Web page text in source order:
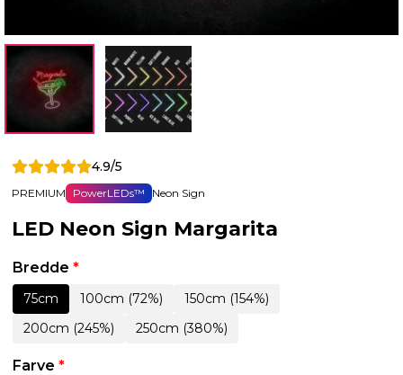
4.9/5
PREMIUM PowerLEDs™ Neon Sign
LED Neon Sign Margarita
Bredde *
75cm 100cm (72%)
150cm (154%)
200cm (245%)
250cm (380%)
Farve *